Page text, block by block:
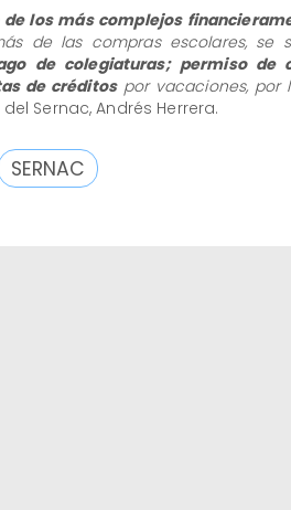
de los más complejos
de las compras escolares, se
de colegiaturas; permiso de
de créditospor vacaciones, por
Sernac, Andrés Herrera.
SERNAC